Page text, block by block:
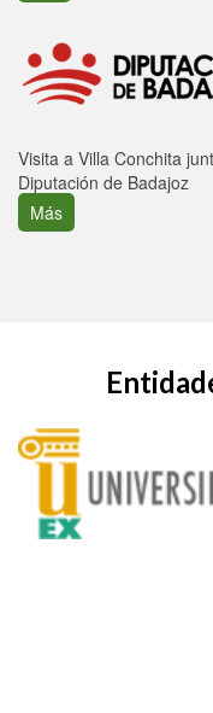
Visita a Villa Conchita
Diputación de Badajoz
Más